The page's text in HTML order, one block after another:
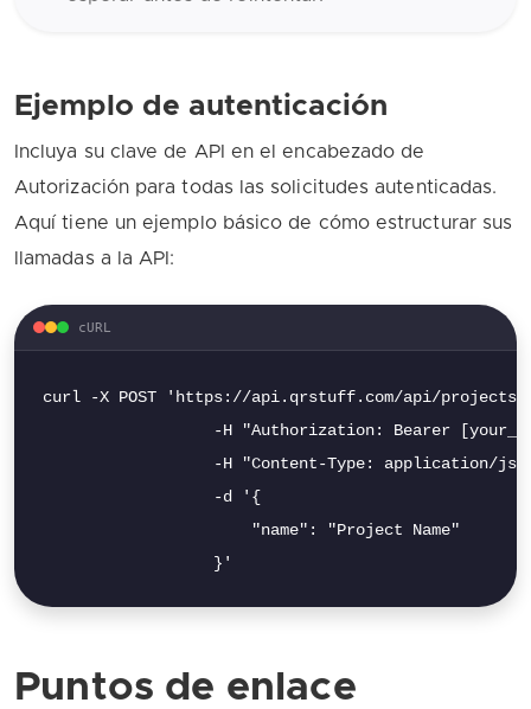
Ejemplo de autenticación
Incluya su clave de API en el encabezado de
Autorización para todas las solicitudes autenticadas.
Aquí tiene un ejemplo básico de cómo estructurar sus
llamadas a la API:
cURL
curl -X POST 'https://api.qrstuff.com/api/
-H "Authorization: Bearer
-H "Content-Type: application/
                  -d '{
                      "name": "Project Name"
                  }'
Puntos de enlace